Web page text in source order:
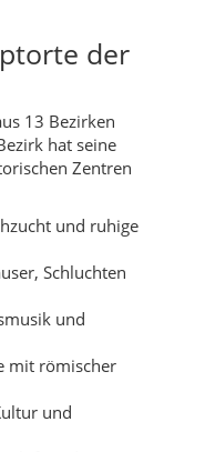
der
13 Bezirken
hat seine
Zentren
und ruhige
Schluchten
und
mit römischer
und